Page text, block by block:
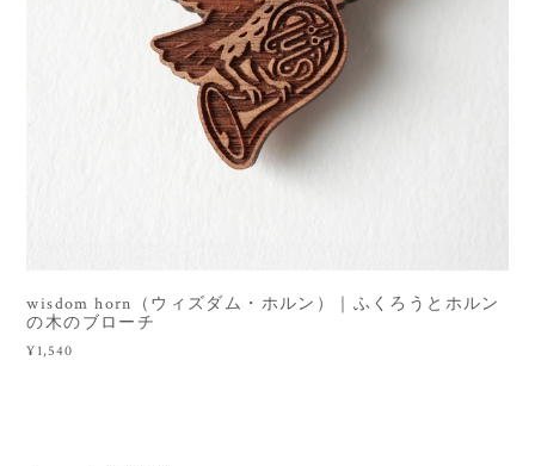
wisdom horn（ウィズダム・ホルン）｜ふくろうとホルン
の木のブローチ
¥1,540